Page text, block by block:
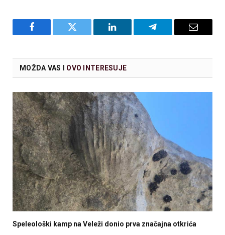
Facebook Twitter LinkedIn Telegram Email
MOŽDA VAS I OVO INTERESUJE
Speleološki kamp na Veleži donio prva značajna otkrića